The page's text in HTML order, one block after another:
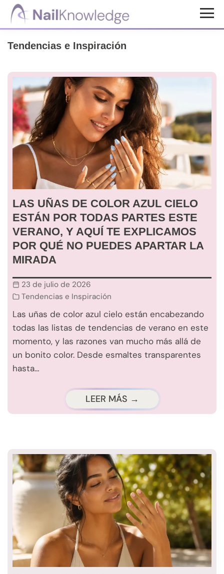
Saltar
principal
Saltar
de
Conocimientos
de
uñas
Tendencias e Inspiración
LAS UÑAS DE COLOR AZUL CIELO
ESTÁN POR TODAS PARTES ESTE
VERANO, Y AQUÍ TE EXPLICAMOS
POR QUÉ NO PUEDES APARTAR LA
MIRADA
23 de julio de 2026
Tendencias e Inspiración
Las uñas de color azul cielo están encabezando
todas las listas de tendencias de verano en este
momento, y las razones van mucho más allá de
un bonito color. Desde esmaltes transparentes
hasta…
LEER MÁS →